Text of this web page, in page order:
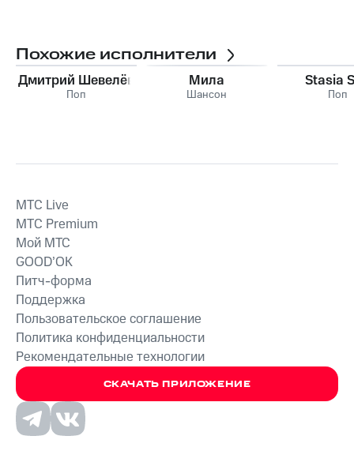
Похожие исполнители
Дмитрий Шевелёв
Поп
Мила
Шансон
Stasia
Поп
СКАЧАТЬ ПРИЛОЖЕНИЕ
MTС Live
MTС Premium
Мой МТС
GOOD’OK
Питч-форма
Поддержка
Пользовательское соглашение
Политика конфиденциальности
Рекомендательные технологии